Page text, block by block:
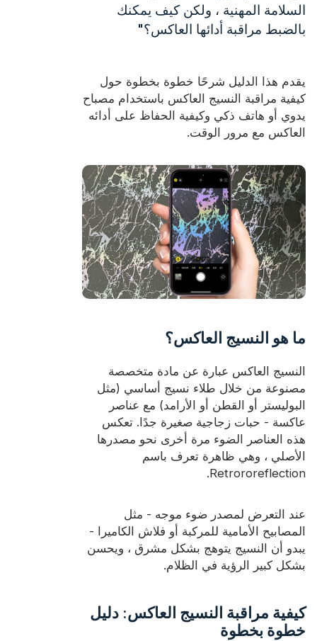
شهادة
فهرس
اتصال
السلامة المهنية ، ولكن كيف يمكنك
بالضبط مراقبة أدائها العاكس؟"
يقدم هذا الدليل شرحًا خطوة بخطوة حول
كيفية مراقبة النسيج العاكس باستخدام مصباح
يدوي أو هاتف ذكي وكيفية الحفاظ على أدائه
العاكس مع مرور الوقت.
ما هو النسيج العاكس؟
النسيج العاكس عبارة عن مادة متخصصة
مصنوعة من خلال طلاء نسيج أساسي (مثل
البوليستر أو القطن أو الأرامد) مع عناصر
عاكسة - حبات زجاجية صغيرة جدًا. تعكس
هذه العناصر الضوء مرة أخرى نحو مصدرها
الأصلي ، وهي ظاهرة تعرف باسم
Retrororeflection.
عند التعرض لمصدر ضوء موجه - مثل
المصابيح الأمامية للمركبة أو فلاش الكاميرا -
يبدو أن النسيج يتوهج بشكل مشرق ، ويحسن
بشكل كبير الرؤية في الظلام.
كيفية مراقبة النسيج العاكس: دليل
خطوة بخطوة